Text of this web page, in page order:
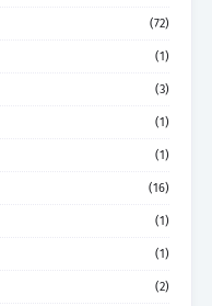
(72)
(1)
(3)
(1)
(1)
(16)
(1)
(1)
(2)